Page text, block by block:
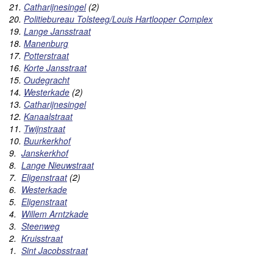
21. Catharijnesingel(2)
20. Politiebureau Tolsteeg/Louis Hartlooper Complex
19. Lange Jansstraat
18. Manenburg
17. Potterstraat
16. Korte Jansstraat
15. Oudegracht
14. Westerkade (2)
13. Catharijnesingel
12. Kanaalstraat
11. Twijnstraat
10. Buurkerkhof
9. Janskerkhof
8. Lange Nieuwstraat
7. Eligenstraat(2)
6. Westerkade
5. Eligenstraat
4. Willem Arntzkade
3. Steenweg
2. Kruisstraat
1. Sint Jacobsstraat